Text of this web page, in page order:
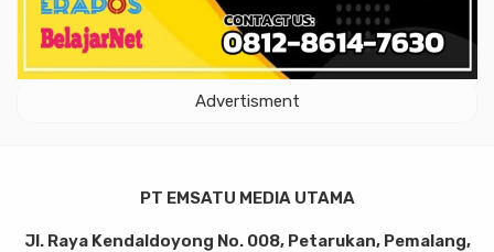
Advertisment
PT EMSATU MEDIA UTAMA
Jl. Raya Kendaldoyong No. 008, Petarukan, Pemalang,